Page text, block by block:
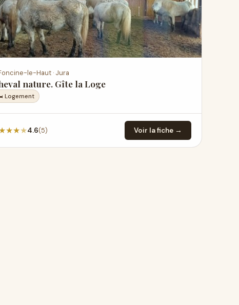
le-Haut · Jura
nature. Gîte la Loge
Logement
★★★4.6(5) Voir la fiche →